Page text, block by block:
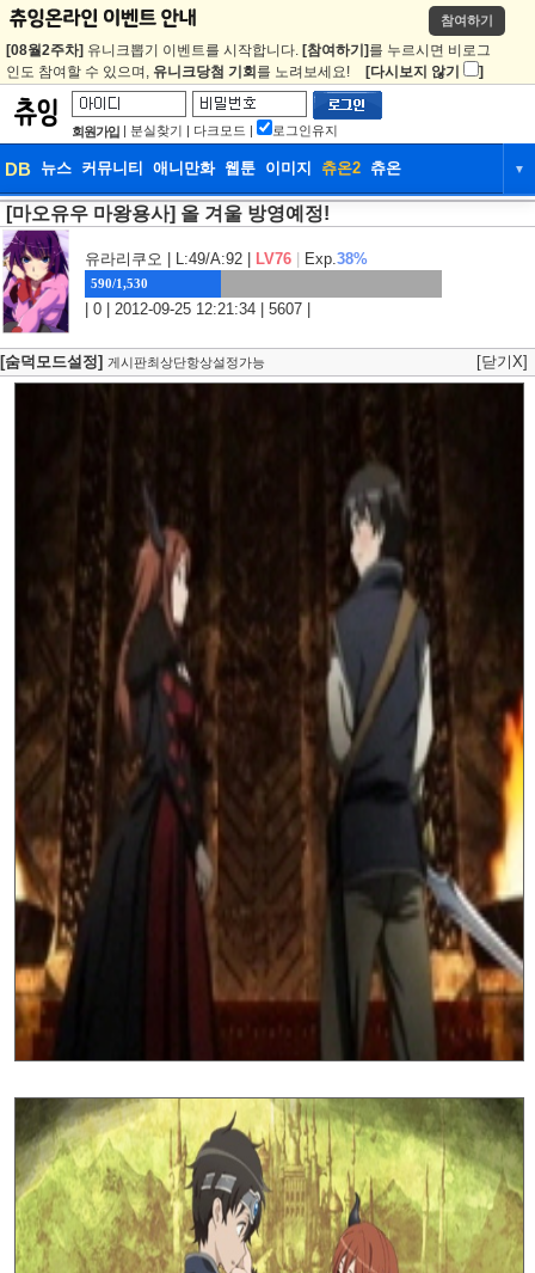
참여하기
[08월2주차] 유니크뽑기 이벤트를 시작합니다. [참여하기] 를 누르시면 비로그
인도 참여할 수 있으며, 유니크당첨 기회 를 노려보세요! [다시보지 않기 ]
회원가입 | 분실찾기 | 다크모드 | 로그인유지
DB 뉴스 커뮤니티 애니만화 웹툰 이미지 츄온2 츄온 ▼
DB 뉴스 커뮤니티
웹툰 이미지 츄온2
[마오유우 마왕용사] 올 겨울 방영예정!
유라리쿠오 | L:49/A:92 | LV76 Exp.38%
590/1,530
| 0 | 2012-09-25 12:21:34 | 5607 |
[숨덕모드설정] 게시판최상단항상설정가능 [닫기X]